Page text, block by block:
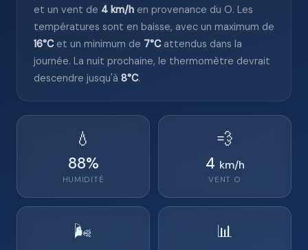
et un vent de 4 km/h en provenance du O. Les
températures sont en baisse, avec un maximum de
16°Cet un minimum de 7°Cattendus dans la
journée. La nuit prochaine, le thermomètre devrait
descendre jusqu'à 8°C.
💧
88%
HUMIDITÉ
💨
4 km/h
VENT O
🌬️ 📊